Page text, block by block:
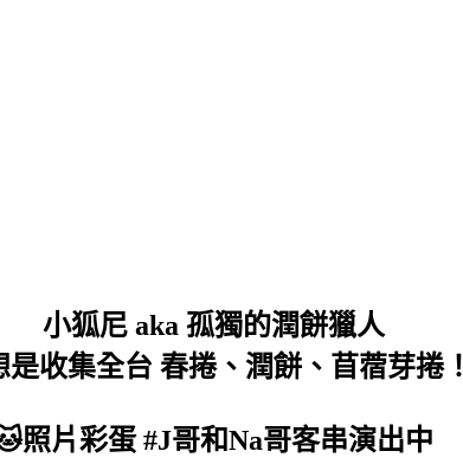
小狐尼 aka 孤獨的潤餅獵人
是收集全台 春捲、潤餅、苜蓿芽捲！
照片彩蛋 #J哥和Na哥客串演出中